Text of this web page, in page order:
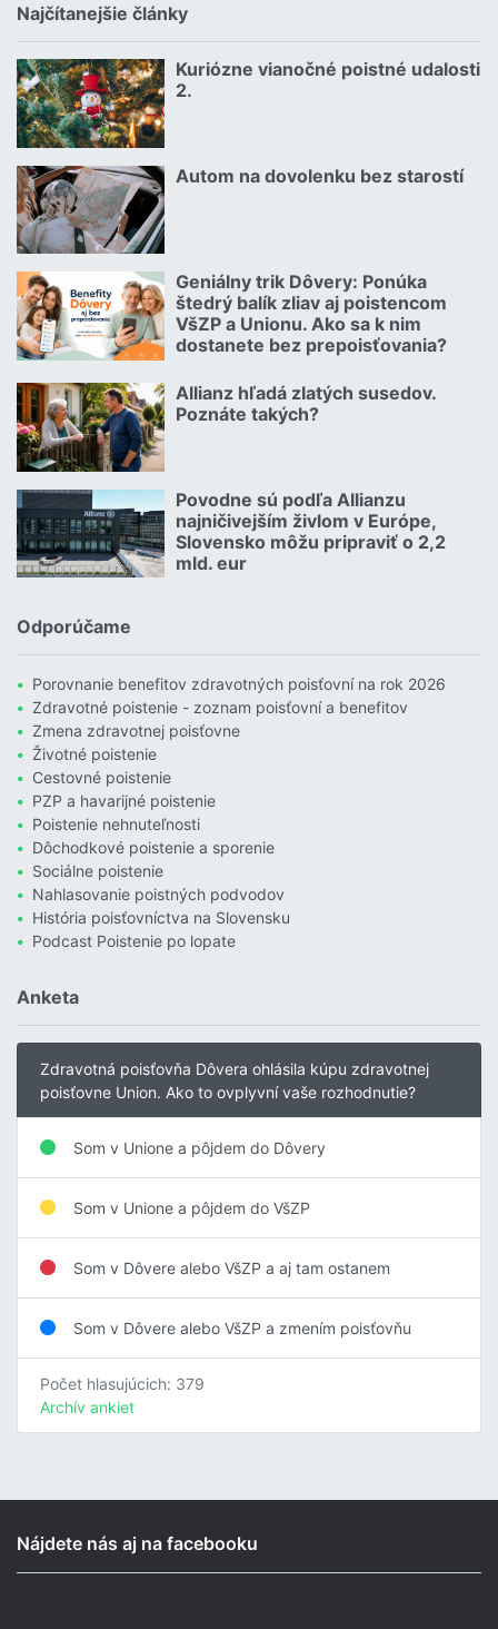
Najčítanejšie články
Kuriózne vianočné poistné udalosti
2.
18.12.2024 | | redakcia
Autom na dovolenku bez starostí
02.07.2026 |
Geniálny trik Dôvery: Ponúka
štedrý balík zliav aj poistencom
VšZP a Unionu. Ako sa k nim
dostanete bez prepoisťovania?
06.07.2026 | | redakcia
Allianz hľadá zlatých susedov.
Poznáte takých?
08.07.2026 |
Povodne sú podľa Allianzu
najničivejším živlom v Európe,
Slovensko môžu pripraviť o 2,2
mld. eur
23.07.2026 |
Odporúčame
Porovnanie benefitov zdravotných poisťovní na rok 2026
Zdravotné poistenie - zoznam poisťovní a benefitov
Zmena zdravotnej poisťovne
Životné poistenie
Cestovné poistenie
PZP a havarijné poistenie
Poistenie nehnuteľnosti
Dôchodkové poistenie a sporenie
Sociálne poistenie
Nahlasovanie poistných podvodov
História poisťovníctva na Slovensku
Podcast Poistenie po lopate
Anketa
Zdravotná poisťovňa Dôvera ohlásila kúpu zdravotnej
poisťovne Union. Ako to ovplyvní vaše rozhodnutie?
Som v Unione a pôjdem do Dôvery
Som v Unione a pôjdem do VšZP
Som v Dôvere alebo VšZP a aj tam ostanem
Som v Dôvere alebo VšZP a zmením poisťovňu
Počet hlasujúcich: 379
Archív ankiet
Nájdete nás aj na facebooku